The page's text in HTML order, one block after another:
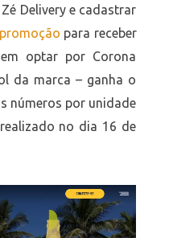
Delivery e cadastrar
para receber
optar por Corona
da marca – ganha o
números por unidade
no dia 16 de